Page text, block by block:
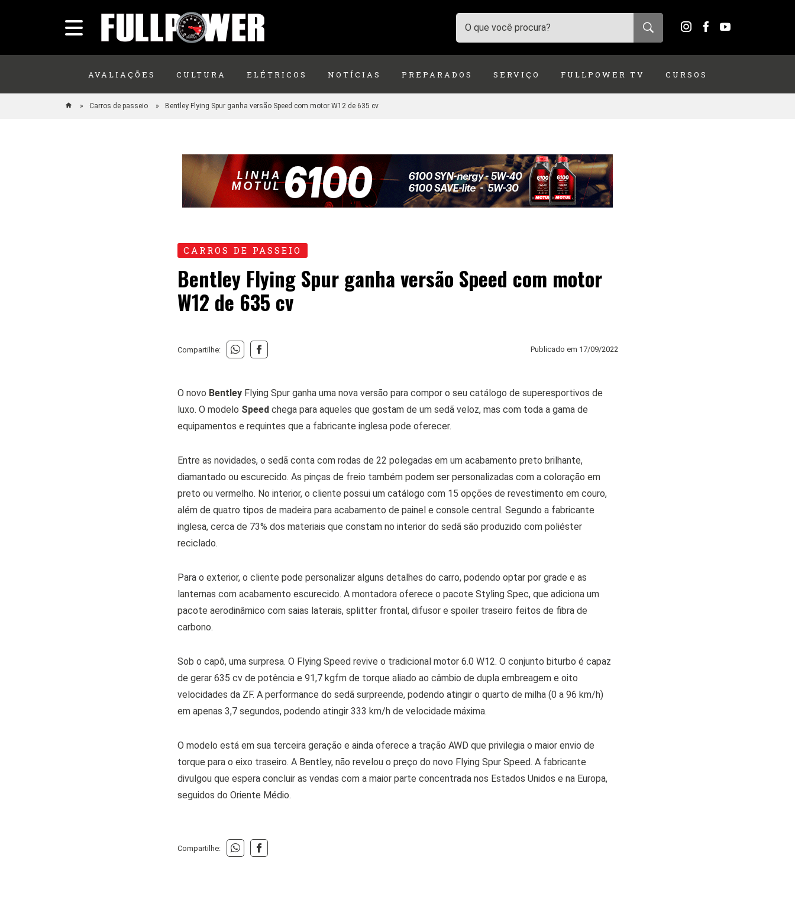
AVALIAÇÕES CULTURA ELÉTRICOS NOTÍCIAS PREPARADOS SERVIÇO FULLPOWER TV CURSOS
Carros de passeio Bentley Flying Spur ganha versão Speed com motor W12 de 635 cv
CARROS DE PASSEIO
Bentley Flying Spur ganha versão Speed com motor
W12 de 635 cv
Compartilhe: Publicado em 17/09/2022
O novo Bentley Flying Spur ganha uma nova versão para compor o seu catálogo de superesportivos de
luxo. O modelo Speedchega para aqueles que gostam de um sedã veloz, mas com toda a gama de
equipamentos e requintes que a fabricante inglesa pode oferecer.
Entre as novidades, o sedã conta com rodas de 22 polegadas em um acabamento preto brilhante,
diamantado ou escurecido. As pinças de freio também podem ser personalizadas com a coloração em
preto ou vermelho. No interior, o cliente possui um catálogo com 15 opções de revestimento em couro,
além de quatro tipos de madeira para acabamento de painel e console central. Segundo a fabricante
inglesa, cerca de 73% dos materiais que constam no interior do sedã são produzido com poliéster
reciclado.
Para o exterior, o cliente pode personalizar alguns detalhes do carro, podendo optar por grade e as
lanternas com acabamento escurecido. A montadora oferece o pacote Styling Spec, que adiciona um
pacote aerodinâmico com saias laterais, splitter frontal, difusor e spoiler traseiro feitos de fibra de
carbono.
Sob o capô, uma surpresa. O Flying Speed revive o tradicional motor 6.0 W12. O conjunto biturbo é capaz
de gerar 635 cv de potência e 91,7 kgfm de torque aliado ao câmbio de dupla embreagem e oito
velocidades da ZF. A performance do sedã surpreende, podendo atingir o quarto de milha (0 a 96 km/h)
em apenas 3,7 segundos, podendo atingir 333 km/h de velocidade máxima.
O modelo está em sua terceira geração e ainda oferece a tração AWD que privilegia o maior envio de
torque para o eixo traseiro. A Bentley, não revelou o preço do novo Flying Spur Speed. A fabricante
divulgou que espera concluir as vendas com a maior parte concentrada nos Estados Unidos e na Europa,
seguidos do Oriente Médio.
Compartilhe: